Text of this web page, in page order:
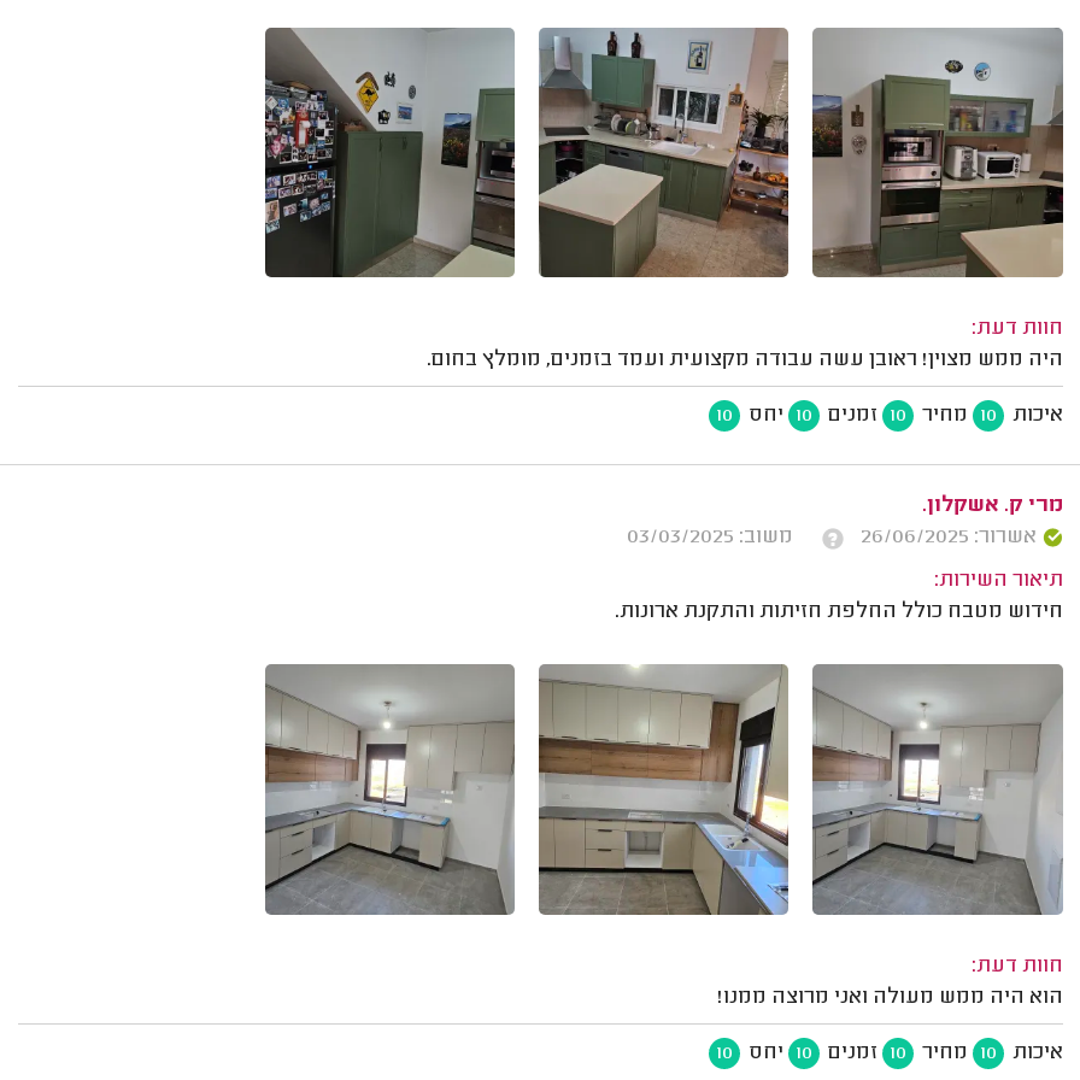
חוות דעת:
היה ממש מצוין! ראובן עשה עבודה מקצועית ועמד בזמנים, מומלץ בחום.
איכות 10 מחיר 10 זמנים 10 יחס 10
מרי ק. אשקלון.
אשרור: 26/06/2025
משוב: 03/03/2025
תיאור השירות:
חידוש מטבח כולל החלפת חזיתות והתקנת ארונות.
חוות דעת:
הוא היה ממש מעולה ואני מרוצה ממנו!
איכות 10 מחיר 10 זמנים 10 יחס 10